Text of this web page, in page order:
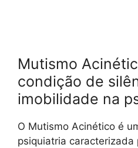
Mutismo
condição de
imobilidade na
O Mutismo Acinético é
psiquiatria caracterizada